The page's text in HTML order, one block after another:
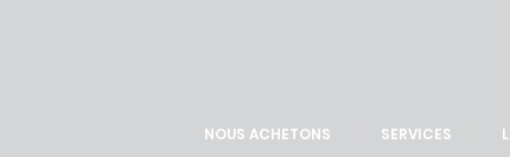
NOUS ACHETONS SERVICES